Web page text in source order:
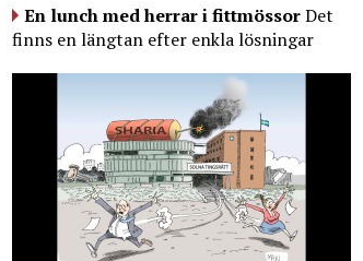
En lunch med herrar i fittmössorDet
finns en längtan efter enkla lösningar